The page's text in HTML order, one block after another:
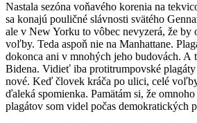
Nastala sezóna voňavého korenia na
sa konajú pouličné slávnosti svätého
ale v New Yorku to vôbec nevyzerá, že
voľby. Teda aspoň nie na Manhattane.
dokonca ani v mnohých jeho budovách. A
Bidena. Vidieť iba protitrumpovské
nové. Keď človek kráča po ulici, celé
ďaleká spomienka. Pamätám si, že
plagátov som videl počas demokratických